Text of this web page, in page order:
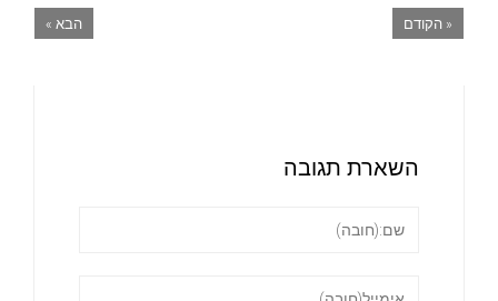
« הקודם הבא »
השארת תגובה